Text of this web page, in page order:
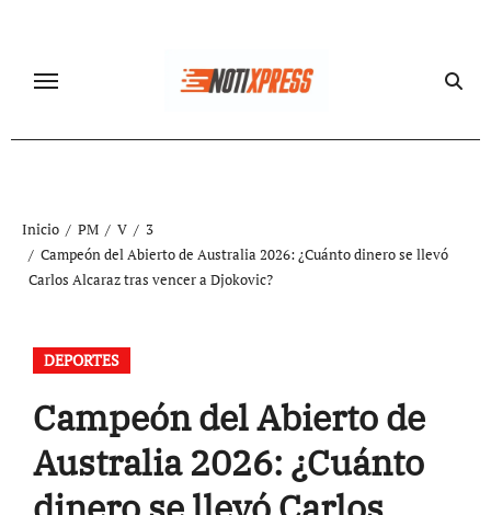
contenido
Inicio PM V
3
Campeón del Abierto de Australia 2026: ¿Cuánto dinero se llevó
Carlos Alcaraz tras vencer a Djokovic?
DEPORTES
Campeón del Abierto de
Australia 2026: ¿Cuánto